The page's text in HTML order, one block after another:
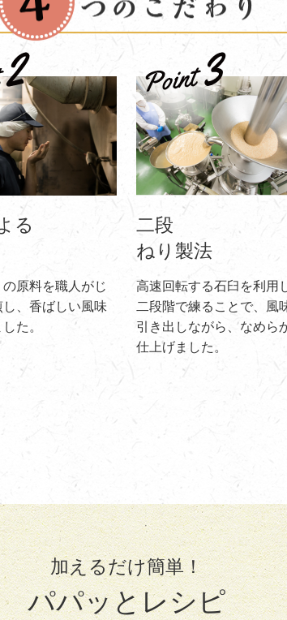
る
原料を職人がじ
し、香ばしい風味
た。
二段
ねり製法
高速回転する石臼を利用
二段階で練ることで、風
引き出しながら、なめら
仕上げました。
加えるだけ簡単！
パパッとレシピ